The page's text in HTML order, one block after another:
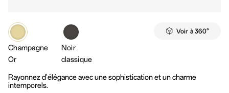
Noir
classique
Champagne
Or
Voir à 360°
Rayonnez d'élégance avec une sophistication et un charme
intemporels.